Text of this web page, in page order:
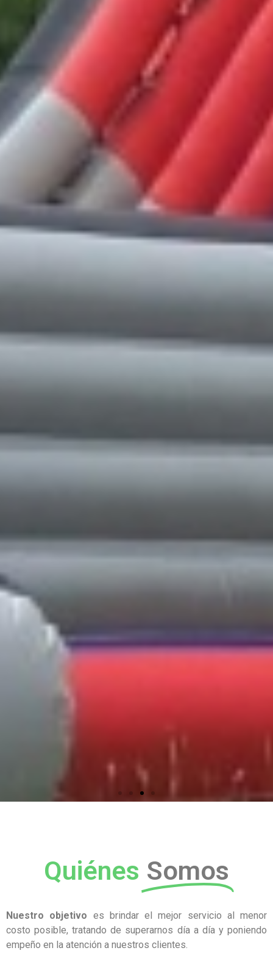
Quiénes Somos
Nuestro objetivo es brindar el mejor servicio al menor
costo posible, tratando de superarnos día a día y poniendo
empeño en la atención a nuestros clientes.